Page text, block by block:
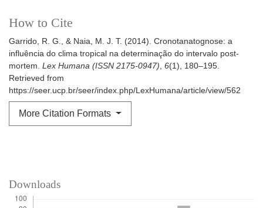
How to Cite
Garrido, R. G., & Naia, M. J. T. (2014). Cronotanatognose: a
influência do clima tropical na determinação do intervalo post-
mortem. Lex Humana (ISSN 2175-0947), 6(1), 180–195.
Retrieved from
https://seer.ucp.br/seer/index.php/LexHumana/article/view/562
More Citation Formats
Downloads